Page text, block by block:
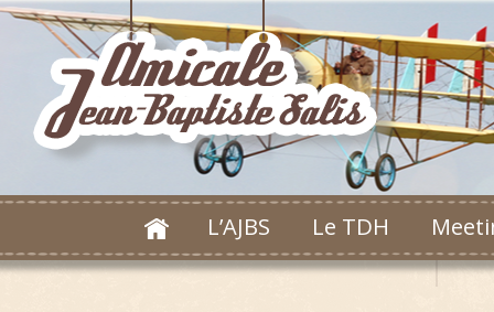
L’AJBS Le TDH